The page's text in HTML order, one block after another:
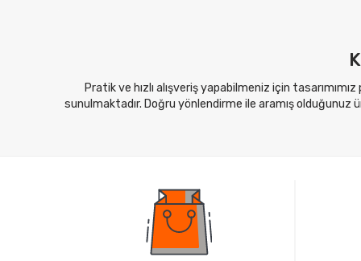
Pratik ve hızlı alışveriş yapabilmeniz için
sunulmaktadır. Doğru yönlendirme ile aramış olduğunuz